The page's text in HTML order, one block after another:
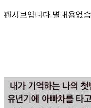
펜시브입니다 별내용없슴